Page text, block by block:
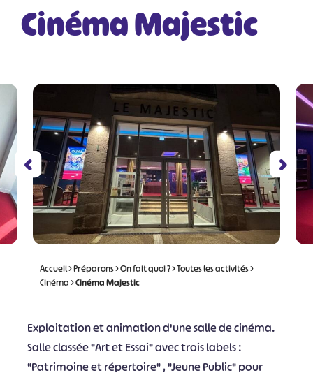
Cinéma Majestic
Accueil>Préparons>On fait quoi ?>Toutes les activités>
Cinéma>Cinéma Majestic
Exploitation et animation d'une salle de cinéma.
Salle classée "Art et Essai" avec trois labels :
"Patrimoine et répertoire" , "Jeune Public" pour